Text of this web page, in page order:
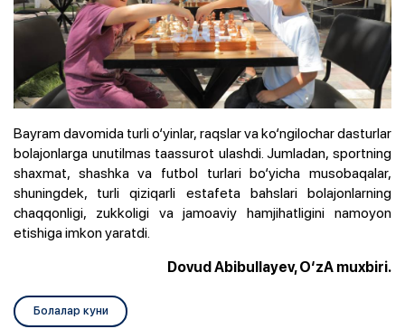
Bayram davomida turli o‘yinlar, raqslar va ko‘ngilochar dasturlar
bolajonlarga unutilmas taassurot ulashdi. Jumladan, sportning
shaxmat, shashka va futbol turlari bo‘yicha musobaqalar,
shuningdek, turli qiziqarli estafeta bahslari bolajonlarning
chaqqonligi, zukkoligi va jamoaviy hamjihatligini namoyon
etishiga imkon yaratdi.
Dovud Abibullayev, O‘zA muxbiri.
Болалар куни